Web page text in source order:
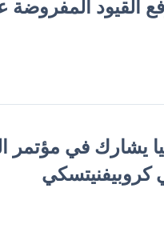
القيود
يشارك في مؤتمر
كروبيفنيتسكي